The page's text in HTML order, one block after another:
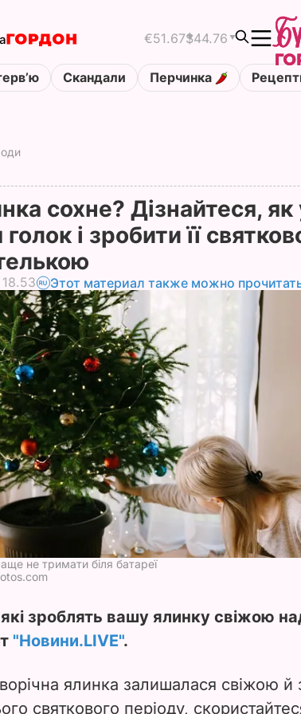
€51.67$44.76
Скандали Перчинка
сохне? Дізнайтеся, як
і зробити її
Этот материал также можно
не тримати біля батареї
зроблять вашу ялинку свіжою
"Новини.LIVE".
ялинка залишалася свіжою й
святкового періоду,